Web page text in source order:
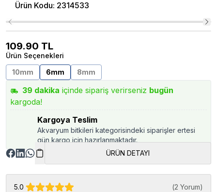
Ürün Kodu: 2314533
109.90 TL
Ürün Seçenekleri
10mm
6mm 8mm
39 dakika içinde sipariş verirseniz bugün
kargoda!
Kargoya Teslim
Akvaryum bitkileri kategorisindeki siparişler ertesi
gün kargo için hazırlanmaktadır.
ÜRÜN DETAYI
5.0 (2 Yorum)